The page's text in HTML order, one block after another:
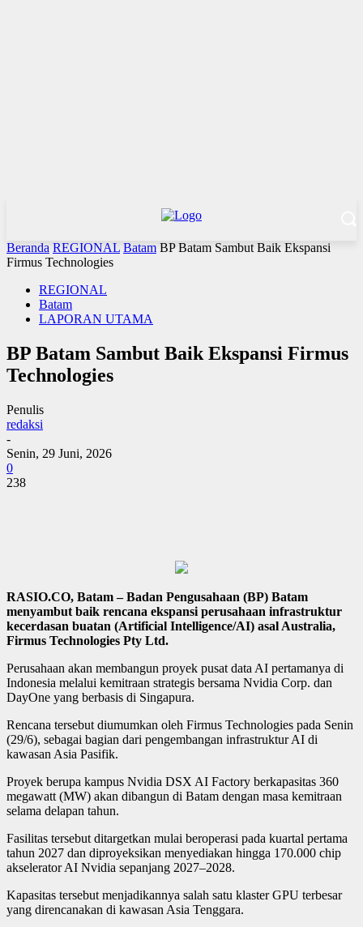
Beranda REGIONAL Batam BP Batam Sambut Baik Ekspansi
Firmus Technologies
REGIONAL
Batam
LAPORAN UTAMA
BP Batam Sambut Baik Ekspansi Firmus
Technologies
Penulis
redaksi
-
Senin, 29 Juni, 2026
0
238
RASIO.CO, Batam – Badan Pengusahaan (BP) Batam
menyambut baik rencana ekspansi perusahaan infrastruktur
kecerdasan buatan (Artificial Intelligence/AI) asal Australia,
Firmus Technologies Pty Ltd.
Perusahaan akan membangun proyek pusat data AI pertamanya di
Indonesia melalui kemitraan strategis bersama Nvidia Corp. dan
DayOne yang berbasis di Singapura.
Rencana tersebut diumumkan oleh Firmus Technologies pada Senin
(29/6), sebagai bagian dari pengembangan infrastruktur AI di
kawasan Asia Pasifik.
Proyek berupa kampus Nvidia DSX AI Factory berkapasitas 360
megawatt (MW) akan dibangun di Batam dengan masa kemitraan
selama delapan tahun.
Fasilitas tersebut ditargetkan mulai beroperasi pada kuartal pertama
tahun 2027 dan diproyeksikan menyediakan hingga 170.000 chip
akselerator AI Nvidia sepanjang 2027–2028.
Kapasitas tersebut menjadikannya salah satu klaster GPU terbesar
yang direncanakan di kawasan Asia Tenggara.